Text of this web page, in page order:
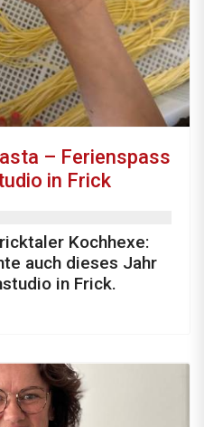
– Ferienspass
in Frick
Kochhexe:
auch dieses Jahr
in Frick.